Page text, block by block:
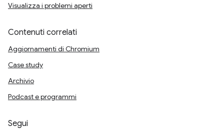
Visualizza i problemi aperti
Contenuti correlati
Aggiornamenti di Chromium
Case study
Archivio
Podcast e programmi
Segui